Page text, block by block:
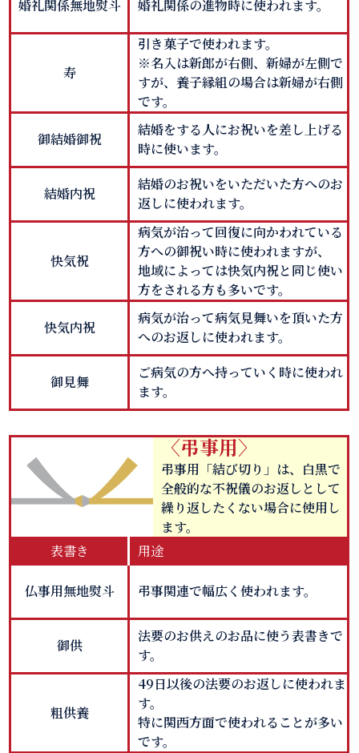
婚礼関係無地熨斗 婚礼関係の進物時に使われます。
寿
引き菓子で使われます。
※名入は新郎が右側、新婦が左側で
すが、養子縁組の場合は新婦が右側
です。
御結婚御祝
結婚をする人にお祝いを差し上げる
時に使います。
結婚内祝
結婚のお祝いをいただいた方へのお
返しに使われます。
快気祝
病気が治って回復に向かわれている
方への御祝い時に使われますが、
地域によっては快気内祝と同じ使い
方をされる方も多いです。
快気内祝
病気が治って病気見舞いを頂いた方
へのお返しに使われます。
御見舞
ご病気の方へ持っていく時に使われ
ます。
〈弔事用〉
弔事用「結び切り」は、白黒で
全般的な不祝儀のお返しとして
繰り返したくない場合に使用し
ます。
表書き
用途
仏事用無地熨斗 弔事関連で幅広く使われます。
御供
法要のお供えのお品に使う表書きで
す。
粗供養
49日以後の法要のお返しに使われま
す。
特に関西方面で使われることが多い
です。